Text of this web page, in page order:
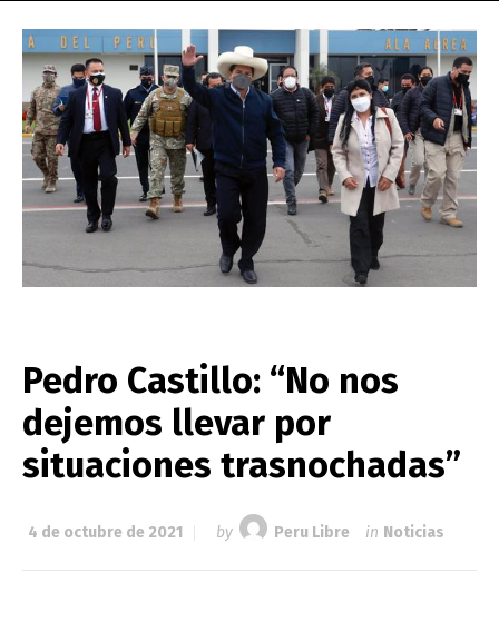
Pedro Castillo: “No nos
dejemos llevar por
situaciones trasnochadas”
4 de octubre de 2021 by Peru Libre in Noticias